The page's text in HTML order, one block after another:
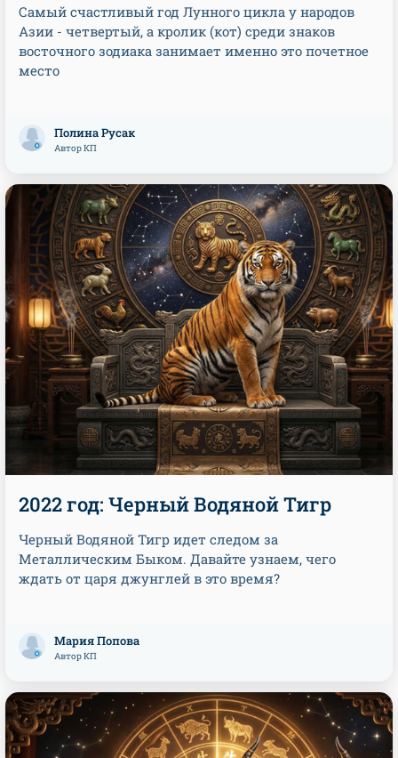
Самый счастливый год Лунного цикла у народов
Азии - четвертый, а кролик (кот) среди знаков
восточного зодиака занимает именно это почетное
место
Полина Русак
Автор КП
2022 год: Черный Водяной Тигр
Черный Водяной Тигр идет следом за
Металлическим Быком. Давайте узнаем, чего
ждать от царя джунглей в это время?
Мария Попова
Автор КП